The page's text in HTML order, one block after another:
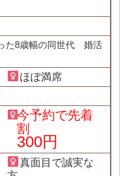
た8歳幅の同世代 婚活
ほぼ満席
今予約で先着
割
300円
真面目で誠実な